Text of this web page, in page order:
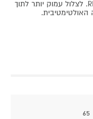
אמיתית של הדמויות בהרפתקאות RPG. לצלול עמוק יותר לתוך
65